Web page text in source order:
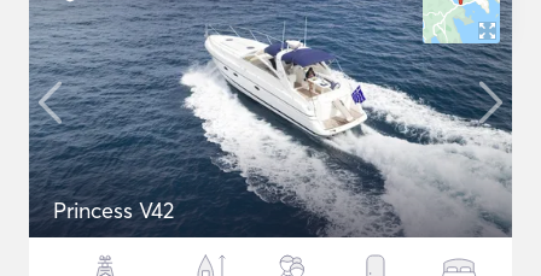
Princess V42